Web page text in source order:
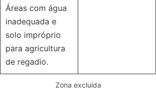
Áreas com água
inadequada e
solo impróprio
para agricultura
de regadio.
Zona excluída